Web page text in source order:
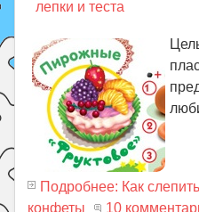
лепки и теста
Подробнее: Как
конфеты
10